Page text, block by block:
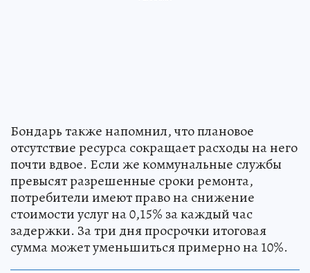
Бондарь также напомнил, что плановое
отсутствие ресурса сокращает расходы на него
почти вдвое. Если же коммунальные службы
превысят разрешенные сроки ремонта,
потребители имеют право на снижение
стоимости услуг на 0,15% за каждый час
задержки. За три дня просрочки итоговая
сумма может уменьшиться примерно на 10%.